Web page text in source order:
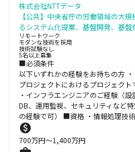
株式会社NTTデータ
【公共】中央省庁の労働領域の大
るシステム化提案、基盤開発、基盤
リモートワーク
モダンな技術を採用
技術試験なし
5名以上募集
■必須条件
以下いずれかの経験をお持ちの方
プロジェクトにおけるプロジェク
・インフラエンジニアのご経験（設
DB、運用監視、セキュリティなど
の経験で可） ■資格 ・情報処理技
700万円〜1,400万円